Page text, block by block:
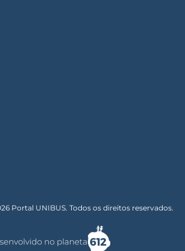
Portal UNIBUS. Todos os direitos reservados.